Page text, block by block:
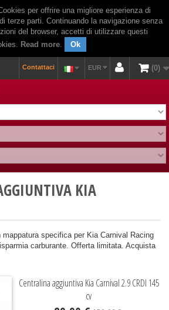
per offrire una migliore esperienza di
terze parti. Continuando la navigazione senza
del browser, accetti di utilizzare questi
Read more. Ok
0
EUR
Contattaci
KIA
specifica per Kia Carnival Racing
carburante. Offerta limitata. Acquista
Centralina aggiuntiva Kia Carnival 2.9 CRDI 145
cv